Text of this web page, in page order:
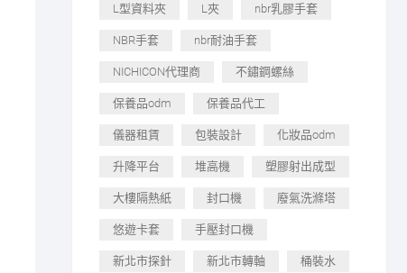
L型資料夾 L夾 nbr乳膠手套
NBR手套 nbr耐油手套
NICHICON代理商 不鏽鋼螺絲
保養品odm 保養品代工
儀器租賃 包裝設計 化妝品odm
升降平台 堆高機 塑膠射出成型
大樓隔熱紙 封口機 廢氣洗滌塔
悠遊卡套 手壓封口機
新北市探針 新北市轉軸 桶裝水